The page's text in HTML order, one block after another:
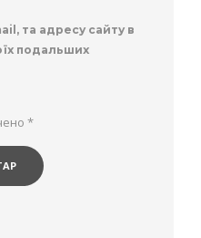
та адресу сайту в
подальших
*